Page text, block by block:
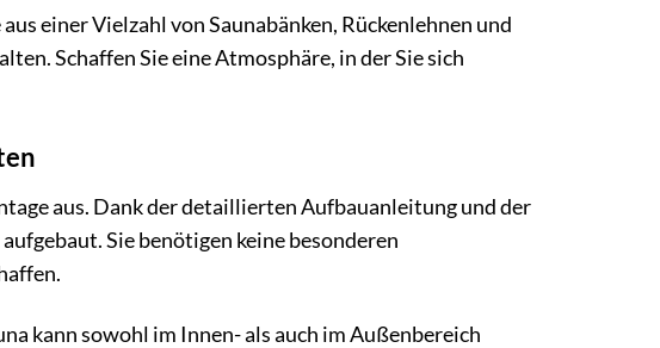
einer Vielzahl von Saunabänken, Rückenlehnen und
Schaffen Sie eine Atmosphäre, in der Sie sich
aus. Dank der detaillierten Aufbauanleitung und der
Sie benötigen keine besonderen
kann sowohl im Innen- als auch im Außenbereich